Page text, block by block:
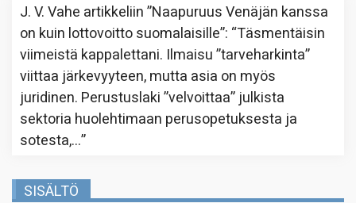
J. V. Vahe artikkeliin”Naapuruus Venäjän kanssa
on kuin lottovoitto suomalaisille”: “Täsmentäisin
viimeistä kappalettani. Ilmaisu ”tarveharkinta”
viittaa järkevyyteen, mutta asia on myös
juridinen. Perustuslaki ”velvoittaa” julkista
sektoria huolehtimaan perusopetuksesta ja
sotesta,…”
SISÄLTÖ